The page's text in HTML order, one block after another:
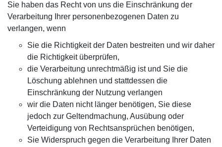
Sie haben das Recht von uns die Einschränkung der
Verarbeitung Ihrer personenbezogenen Daten zu
verlangen, wenn
Sie die Richtigkeit der Daten bestreiten und wir daher
die Richtigkeit überprüfen,
die Verarbeitung unrechtmäßig ist und Sie die
Löschung ablehnen und stattdessen die
Einschränkung der Nutzung verlangen
wir die Daten nicht länger benötigen, Sie diese
jedoch zur Geltendmachung, Ausübung oder
Verteidigung von Rechtsansprüchen benötigen,
Sie Widerspruch gegen die Verarbeitung Ihrer Daten